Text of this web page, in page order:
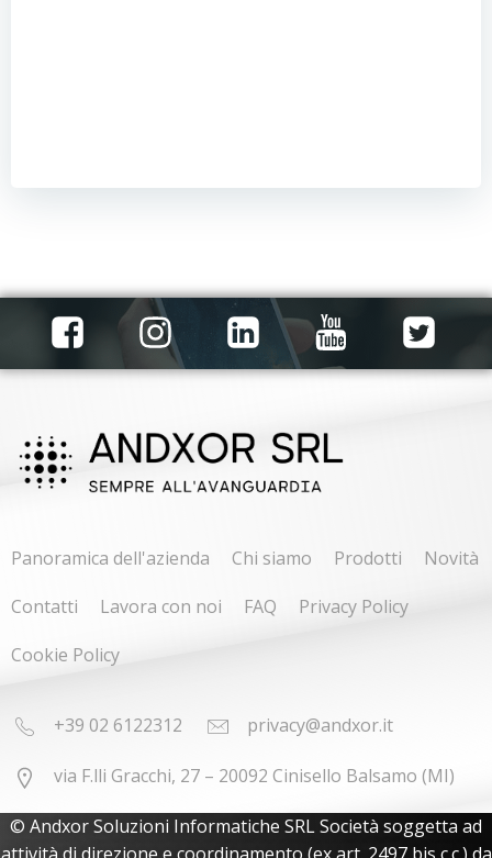
Panoramica dell'azienda Chi siamo Prodotti
Novità
Contatti
Lavora con noi FAQ
Privacy Policy
Cookie Policy
+39 02 6122312 privacy@andxor.it
via F.lli Gracchi, 27 – 20092 Cinisello Balsamo (MI)
© Andxor Soluzioni Informatiche SRL Società soggetta ad